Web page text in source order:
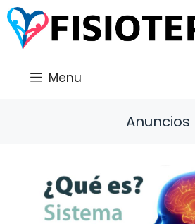
Saltar
al
contenido
Menu
Anuncios